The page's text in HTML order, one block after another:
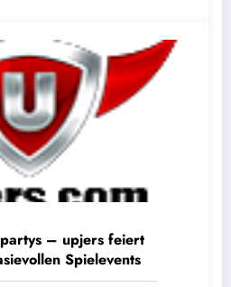
– upjers feiert
Spielevents